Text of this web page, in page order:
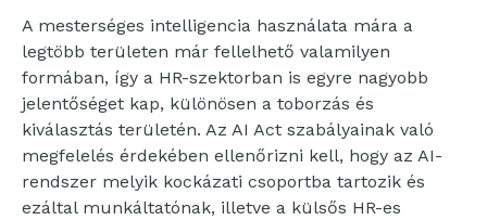
A mesterséges intelligencia használata mára a
legtöbb területen már fellelhető valamilyen
formában, így a HR-szektorban is egyre nagyobb
jelentőséget kap, különösen a toborzás és
kiválasztás területén. Az AI Act szabályainak való
megfelelés érdekében ellenőrizni kell, hogy az AI-
rendszer melyik kockázati csoportba tartozik és
ezáltal munkáltatónak, illetve a külsős HR-es